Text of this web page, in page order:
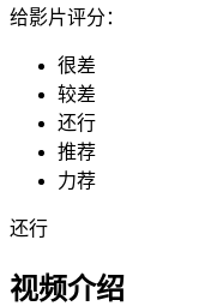
给影片评分：
很差
较差
还行
推荐
力荐
还行
视频介绍